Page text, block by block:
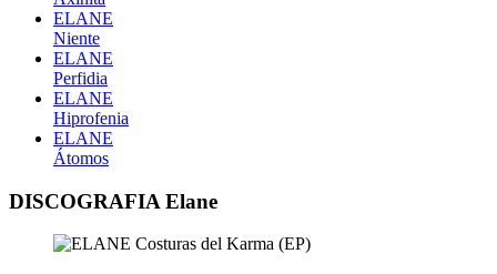
ELANE
Niente
ELANE
Perfidia
ELANE
Hiprofenia
ELANE
Átomos
DISCOGRAFIA Elane